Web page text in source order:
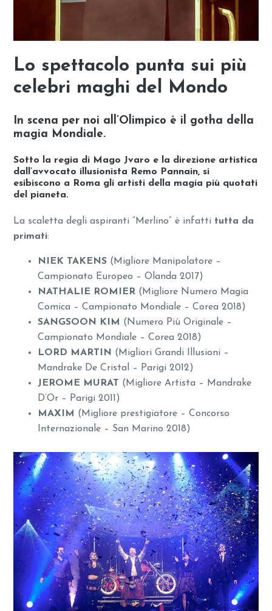
Lo spettacolo punta sui più
celebri maghi del Mondo
In scena per noi all’Olimpico è il gotha della
magia Mondiale.
Sotto la regia di Mago Jvaro e la direzione artistica
dall’avvocato illusionista Remo Pannain, si
esibiscono a Roma gli artisti della magia più quotati
del pianeta.
La scaletta degli aspiranti “Merlino” è infatti tutta da
primati:
NIEK TAKENS (Migliore Manipolatore –
Campionato Europeo – Olanda 2017)
NATHALIE ROMIER (Migliore Numero Magia
Comica – Campionato Mondiale – Corea 2018)
SANGSOON KIM (Numero Più Originale –
Campionato Mondiale – Corea 2018)
LORD MARTIN (Migliori Grandi Illusioni –
Mandrake De Cristal – Parigi 2012)
JEROME MURAT (Migliore Artista – Mandrake
D’Or – Parigi 2011)
MAXIM (Migliore prestigiatore – Concorso
Internazionale – San Marino 2018)